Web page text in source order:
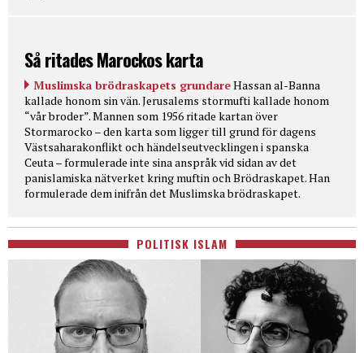
Så ritades Marockos karta
Muslimska brödraskapets grundareHassan al-Banna
kallade honom sin vän. Jerusalems stormufti kallade honom
“vår broder”. Mannen som 1956 ritade kartan över
Stormarocko – den karta som ligger till grund för dagens
Västsaharakonflikt och händelseutvecklingen i spanska
Ceuta – formulerade inte sina anspråk vid sidan av det
panislamiska nätverket kring muftin och Brödraskapet. Han
formulerade dem inifrån det Muslimska brödraskapet.
POLITISK ISLAM